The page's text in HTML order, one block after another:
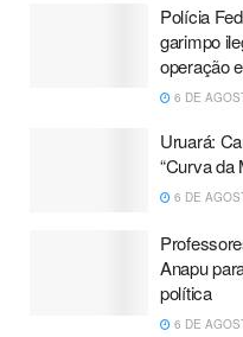
Polícia
garimpo
operação
6 DE
Uruará:
“Curva da
6 DE
Anapu
política
6 DE